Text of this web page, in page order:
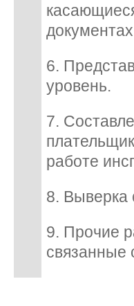
6.
уровень.
7.
работе
8. Выверка
9. Прочие
связанные